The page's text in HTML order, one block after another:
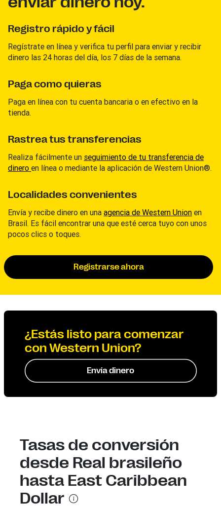
Registro rápido y fácil
Regístrate en línea y verifica tu perfil para enviar y recibir
dinero las 24 horas del día, los 7 días de la semana.
Paga como quieras
Paga en línea con tu cuenta bancaria o en efectivo en la
tienda.
Rastrea tus transferencias
Realiza fácilmente un seguimiento de tu transferencia de
dinero en línea o mediante la aplicación de Western Union®.
Localidades convenientes
Envía y recibe dinero en una agencia de Western Union en
Brasil. Es fácil encontrar una que esté cerca tuyo con unos
pocos clics o toques.
Registrarse ahora
¿Estás listo para comenzar
con Western Union?
Envía dinero
Tasas de conversión
desde Real brasileño
hasta East Caribbean
Dollar